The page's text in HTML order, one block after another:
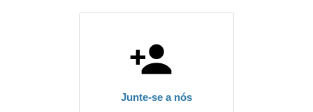
Junte-se a nós